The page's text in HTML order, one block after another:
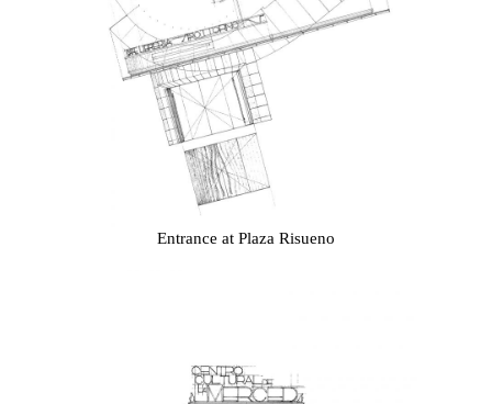
Entrance at Plaza Risueno